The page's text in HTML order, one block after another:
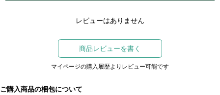
レビューはありません
商品レビューを書く
マイページの購入履歴よりレビュー可能です
ご購入商品の梱包について